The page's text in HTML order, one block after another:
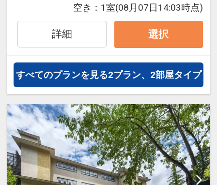
を2枚ご用意（1泊ごと）
●おとなの方に、選べる色浴衣を1枚ご用
意（1泊ごと）
設定期間：2026年4月1日～2026年11月
インターネットコース番号：DP-1-
17261652
空き： 1室(08月07日14:03時点)
詳細 選択
すべてのプランを見る2プラン、2部屋タイプ